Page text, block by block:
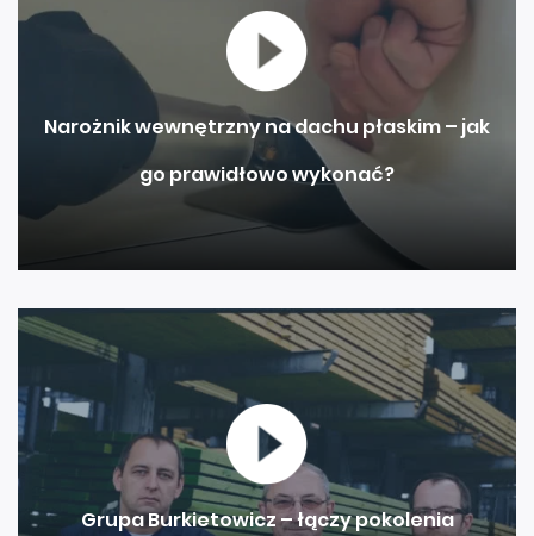
Narożnik wewnętrzny na dachu płaskim – jak
go prawidłowo wykonać?
Grupa Burkietowicz – łączy pokolenia